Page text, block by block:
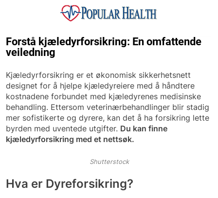
Popular Health
Forstå kjæledyrforsikring: En omfattende
veiledning
Kjæledyrforsikring er et økonomisk sikkerhetsnett
designet for å hjelpe kjæledyreiere med å håndtere
kostnadene forbundet med kjæledyrenes medisinske
behandling. Ettersom veterinærbehandlinger blir stadig
mer sofistikerte og dyrere, kan det å ha forsikring lette
byrden med uventede utgifter. Du kan finne
kjæledyrforsikring med et nettsøk.
Shutterstock
Hva er Dyreforsikring?